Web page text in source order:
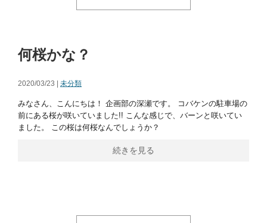
何桜かな？
2020/03/23 | 未分類
みなさん、こんにちは！ 企画部の深瀬です。 コバケンの駐車場の
前にある桜が咲いていました!! こんな感じで、バーンと咲いてい
ました。 この桜は何桜なんでしょうか？
続きを見る